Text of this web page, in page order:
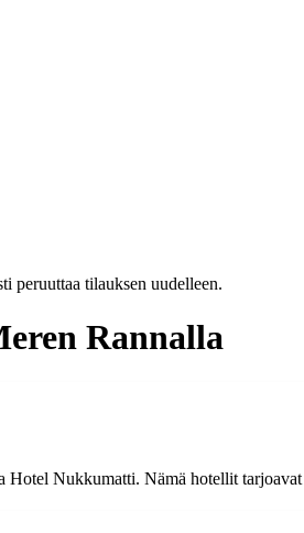
peruuttaa tilauksen uudelleen.
Rannalla
Nukkumatti. Nämä hotellit